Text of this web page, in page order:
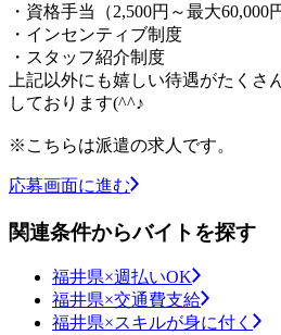
・資格手当（2,500円～最大60,000
・インセンティブ制度
・スタッフ紹介制度
上記以外にも嬉しい待遇がたくさ
しております(^^♪
※こちらは派遣の求人です。
応募画面に進む
関連条件からバイトを探す
福井県×週払いOK
福井県×交通費支給
福井県×スキルが身に付く